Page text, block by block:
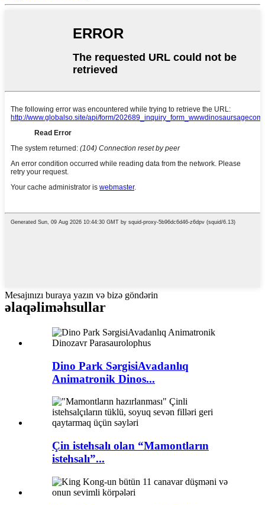
Mesajınızı buraya yazın və bizə göndərin
əlaqəliməhsullar
Dino Park SərgisiAvadanlıq
Animatronik Dinos...
Çin istehsalı olan “Mamontların
istehsalı”...